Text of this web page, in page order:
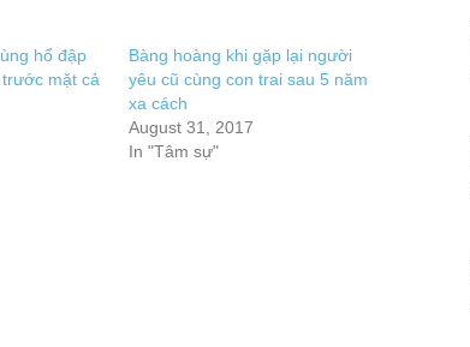
hổ đập
mặt cả
Bàng hoàng khi gặp lại người
yêu cũ cùng con trai sau 5 năm
xa cách
August 31, 2017
In "Tâm sự"